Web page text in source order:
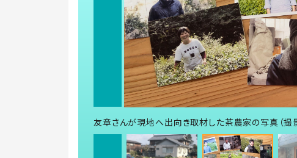
友章さんが現地へ出向き取材した茶農家の写真（撮